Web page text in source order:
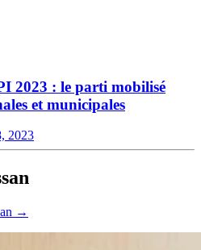
2023 : le parti mobilisé
et municipales
2023
→